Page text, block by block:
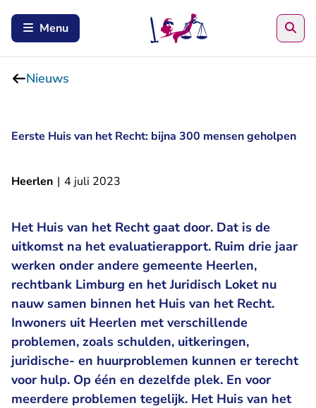
Menu
Nieuws
Eerste Huis van het Recht: bijna 300 mensen geholpen
Heerlen | 4 juli 2023
Het Huis van het Recht gaat door. Dat is de
uitkomst na het evaluatierapport. Ruim drie jaar
werken onder andere gemeente Heerlen,
rechtbank Limburg en het Juridisch Loket nu
nauw samen binnen het Huis van het Recht.
Inwoners uit Heerlen met verschillende
problemen, zoals schulden, uitkeringen,
juridische- en huurproblemen kunnen er terecht
voor hulp. Op één en dezelfde plek. En voor
meerdere problemen tegelijk. Het Huis van het